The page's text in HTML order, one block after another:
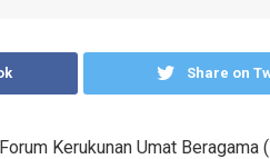
Share on
Kerukunan Umat Beragama